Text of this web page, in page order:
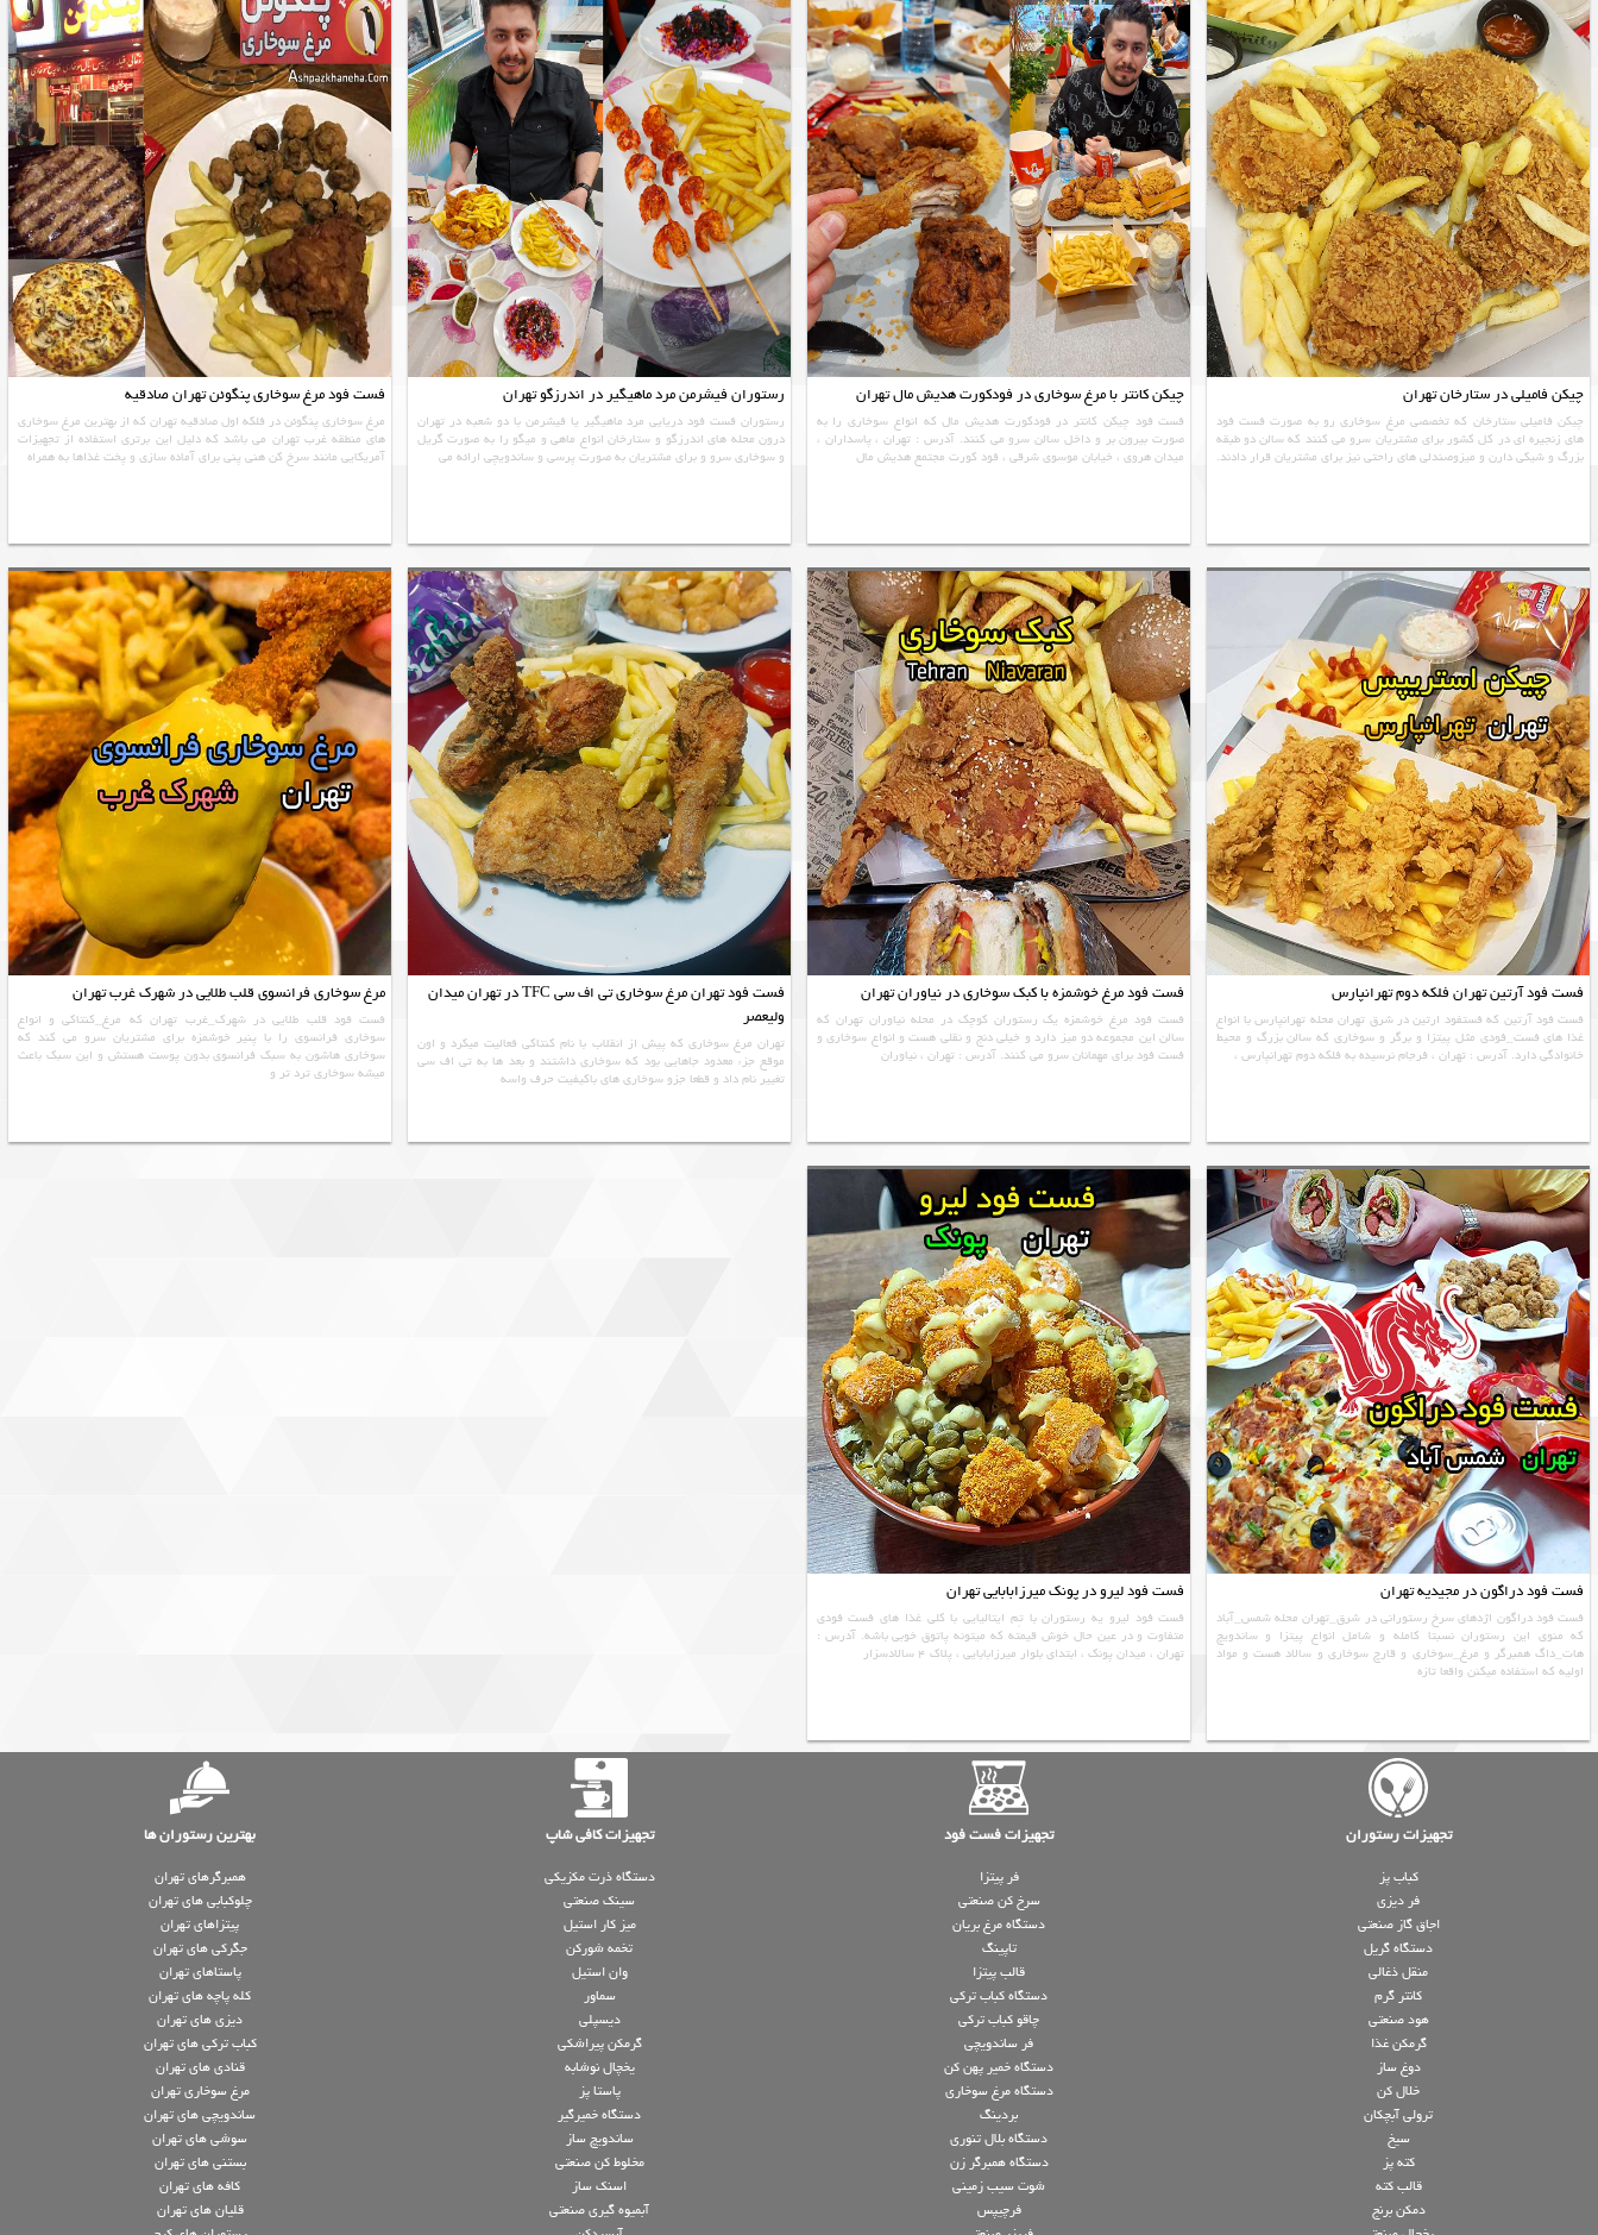
چیکن فامیلی در ستارخان تهران
چیکن فامیلی ستارخان که تخصصی مرغ سوخاری رو به صورت فست فود
های زنجیره ای در کل کشور برای مشتریان سرو می کنند که سالن دو طبقه
بزرگ و شیکی دارن و میزوصندلی های راحتی نیز برای مشتریان قرار دادند.
چیکن کانتر با مرغ سوخاری در فودکورت هدیش مال تهران
فست فود چیکن کانتر در فودکورت هدیش مال که انواع سوخاری را به
صورت بیرون بر و داخل سالن سرو می کنند. آدرس : تهران ، پاسداران ،
میدان هروی ، خیابان موسوی شرقی ، فود کورت مجتمع هدیش مال
رستوران فیشرمن مرد ماهیگیر در اندرزگو تهران
رستوران فست فود دریایی مرد ماهیگیر یا فیشرمن با دو شعبه در تهران
درون محله های اندرزگو و ستارخان انواع ماهی و میگو را به صورت گریل
و سوخاری سرو و برای مشتریان به صورت پرسی و ساندویچی ارائه می
فست فود مرغ سوخاری پنگوئن تهران صادقیه
مرغ سوخاری پنگوئن در فلکه اول صادقیه تهران که از بهترین مرغ سوخاری
های منطقه غرب تهران می باشد که دلیل این برتری استفاده از تجهیزات
آمریکایی مانند سرخ کن هنی پنی برای آماده سازی و پخت غذاها به همراه
فست فود آرتین تهران فلکه دوم تهرانپارس
فست فود آرتین که فستفود ارتین در شرق تهران محله تهرانپارس با انواع
غذا های فست_فودی مثل پیتزا و برگر و سوخاری که سالن بزرگ و محیط
خانوادگی دارد. آدرس : تهران ، فرجام نرسیده به فلکه دوم تهرانپارس ،
فست فود مرغ خوشمزه با کبک سوخاری در نیاوران تهران
فست فود مرغ خوشمزه یک رستوران کوچک در محله نیاوران تهران که
سالن این مجموعه دو میز دارد و خیلی دنج و نقلی هست و انواع سوخاری و
فست فود برای مهمانان سرو می کنند. آدرس : تهران ، نیاوران
فست فود تهران مرغ سوخاری تی اف سی TFC در تهران میدان
ولیعصر
تهران مرغ سوخاری که پیش از انقلاب با نام کنتاکی فعالیت میکرد و اون
موقع جزء معدود جاهايي بود كه سوخاري داشتند و بعد ها به تی اف سی
تغییر نام داد و قطعا جزو سوخاری های باكيفيت حرف واسه
مرغ سوخاری فرانسوی قلب طلایی در شهرک غرب تهران
فست فود قلب طلایی در شهرک_غرب تهران که مرغ_کنتاکی و انواع
سوخاری فرانسوی را با پنیر خوشمزه برای مشتریان سرو می کند که
سوخارى هاشون به سبك فرانسوى بدون پوست هستش و اين سبك باعث
ميشه سوخاري ترد تر و
فست فود دراگون در مجیدیه تهران
فست فود دراگون اژدهای سرخ رستورانی در شرق_تهران محله شمس_آباد
که منوی این رستوران نسبتا کامله و شامل انواع پیتزا و ساندویچ
هات_داگ همبرگر و مرغ_سوخاری و قارچ سوخاری و سالاد هست و مواد
اولیه که استفاده میکنن واقعا تازه
فست فود لیرو در پونک میرزابابایی تهران
فست فود لیرو یه رستوران با تِم ایتالیایی با کلی غذا های فست فودی
متفاوت و در عین حال خوش قیمته که میتونه پاتوق خوبی باشه. آدرس :
تهران ، میدان پونک ، ابتدای بلوار میرزابابایی ، پلاک 4 سالادسزار
تجهیزات رستوران تجهیزات فست فود تجهیزات کافی شاپ بهترین رستوران ها
کباب پز
فر دیزی
اجاق گاز صنعتی
دستگاه گریل
منقل ذغالی
کانتر گرم
هود صنعتی
گرمکن غذا
دوغ ساز
خلال کن
ترولی آبچکان
سیخ
کته پز
قالب کته
دمکن برنج
فر پیتزا
سرخ کن صنعتی
دستگاه مرغ بریان
تاپینگ
قالب پیتزا
دستگاه کباب ترکی
چاقو کباب ترکی
فر ساندویچی
دستگاه خمیر پهن کن
دستگاه مرغ سوخاری
بردینگ
دستگاه بلال تنوری
دستگاه همبرگر زن
شوت سیب زمینی
فرچیپس
دستگاه ذرت مکزیکی
سینک صنعتی
میز کار استیل
تخمه شورکن
وان استیل
سماور
دیسپلی
گرمکن پیراشکی
یخچال نوشابه
پاستا پز
دستگاه خمیرگیر
ساندویچ ساز
مخلوط کن صنعتی
اسنک ساز
آبمیوه گیری صنعتی
همبرگرهای تهران
چلوکبابی های تهران
پیتزاهای تهران
جگرکی های تهران
پاستاهای تهران
کله پاچه های تهران
دیزی های تهران
کباب ترکی های تهران
قنادی های تهران
مرغ سوخاری تهران
ساندویچی های تهران
سوشی های تهران
بستنی های تهران
کافه های تهران
قلیان های تهران